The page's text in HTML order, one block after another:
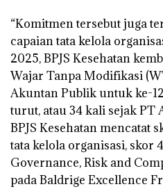
“Komitmen tersebut juga
capaian tata kelola
2025, BPJS Kesehatan
Wajar Tanpa Modifikasi
Akuntan Publik untuk ke-
turut, atau 34 kali sejak PT
BPJS Kesehatan mencatat
tata kelola organisasi, skor
Governance, Risk and
pada Baldrige Excellence